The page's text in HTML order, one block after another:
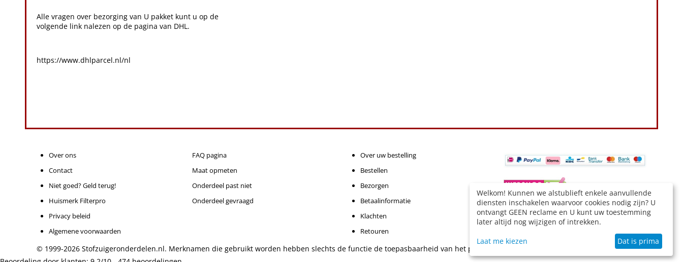
Alle vragen over bezorging van U pakket kunt u op de
volgende link nalezen op de pagina van DHL.
https://www.dhlparcel.nl/nl
Over ons
Contact
Niet goed? Geld terug!
Huismerk Filterpro
Privacy beleid
Algemene voorwaarden
FAQ pagina
Maat opmeten
Onderdeel past niet
Onderdeel gevraagd
Over uw bestelling
Bestellen
Bezorgen
Betaalinformatie
Klachten
Retouren
BESTELLING HERROEPEN
© 1999-2026 Stofzuigeronderdelen.nl. Merknamen die gebruikt worden hebben slechts de functie de toepasbaarheid van het product aan te geven.
Welkom! Kunnen we alstublieft enkele aanvullende
diensten inschakelen waarvoor cookies nodig zijn? U
ontvangt GEEN reclame en U kunt uw toestemming
later altijd nog wijzigen of intrekken.
Laat me kiezen Dat is prima